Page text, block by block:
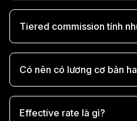
Tiered commission tính
Có nên có lương cơ bản
Effective rate là gì?